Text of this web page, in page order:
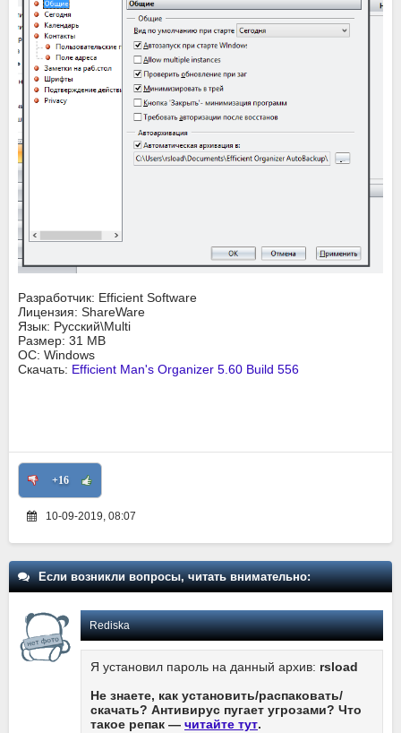
Разработчик: Efficient Software
Лицензия: ShareWare
Язык: Русский\Multi
Размер: 31 MB
ОС: Windows
Скачать: Efficient Man's Organizer 5.60 Build 556
+16
10-09-2019, 08:07
Если возникли вопросы, читать внимательно:
Rediska
Я установил пароль на данный архив: rsload
Не знаете, как установить/распаковать/
скачать? Антивирус пугает угрозами? Что
такое репак — читайте тут.